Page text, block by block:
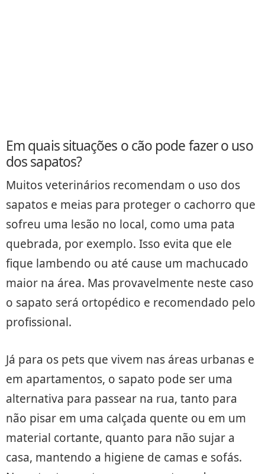
Em quais situações o cão pode fazer o uso
dos sapatos?
Muitos veterinários recomendam o uso dos
sapatos e meias para proteger o cachorro que
sofreu uma lesão no local, como uma pata
quebrada, por exemplo. Isso evita que ele
fique lambendo ou até cause um machucado
maior na área. Mas provavelmente neste caso
o sapato será ortopédico e recomendado pelo
profissional.
Já para os pets que vivem nas áreas urbanas e
em apartamentos, o sapato pode ser uma
alternativa para passear na rua, tanto para
não pisar em uma calçada quente ou em um
material cortante, quanto para não sujar a
casa, mantendo a higiene de camas e sofás.